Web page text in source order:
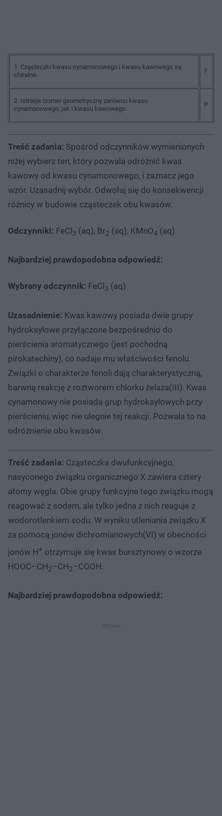
1. Cząsteczki kwasu cynamonowego i kwasu kawowego są
chiralne.
F
2. Istnieje izomer geometryczny zarówno kwasu
cynamonowego, jak i kwasu kawowego.
P
Treść zadania: Spośród odczynników wymienionych
niżej wybierz ten, który pozwala odróżnić kwas
kawowy od kwasu cynamonowego, i zaznacz jego
wzór. Uzasadnij wybór. Odwołaj się do konsekwencji
różnicy w budowie cząsteczek obu kwasów.
Odczynniki: FeCl 3 (aq), Br2 (aq), KMnO4 (aq)
Najbardziej prawdopodobna odpowiedź:
Wybrany odczynnik: FeCl 3 (aq)
Uzasadnienie: Kwas kawowy posiada dwie grupy
hydroksylowe przyłączone bezpośrednio do
pierścienia aromatycznego (jest pochodną
pirokatechiny), co nadaje mu właściwości fenolu.
Związki o charakterze fenoli dają charakterystyczną,
barwną reakcję z roztworem chlorku żelaza(III). Kwas
cynamonowy nie posiada grup hydroksylowych przy
pierścieniu, więc nie ulegnie tej reakcji. Pozwala to na
odróżnienie obu kwasów.
Treść zadania: Cząsteczka dwufunkcyjnego,
nasyconego związku organicznego X zawiera cztery
atomy węgla. Obie grupy funkcyjne tego związku mogą
reagować z sodem, ale tylko jedna z nich reaguje z
wodorotlenkiem sodu. W wyniku utleniania związku X
za pomocą jonów dichromianowych(VI) w obecności
jonów H+ otrzymuje się kwas bursztynowy o wzorze
HOOC–CH2–CH2–COOH.
Najbardziej prawdopodobna odpowiedź: